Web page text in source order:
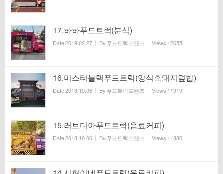
17.하하푸드트럭(분식)
Date2019.02.27 By 푸드트럭프렌즈 Views 12655
16.미스터블랙푸드트럭(양식흑돼지덮밥)
Date2018.10.06 By 푸드트럭프렌즈 Views 11919
15.러브디아푸드트럭(음료커피)
Date2018.10.06 By 푸드트럭프렌즈 Views 11880